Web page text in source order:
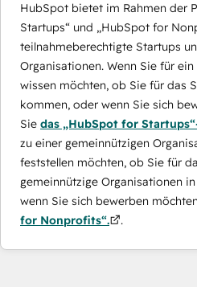
HubSpot bietet im Rahmen der
Startups“ und „HubSpot for
teilnahmeberechtigte Startups
Organisationen. Wenn Sie für
wissen möchten, ob Sie für das
kommen, oder wenn Sie sich
Sie das „HubSpot for
zu einer gemeinnützigen
feststellen möchten, ob Sie für
gemeinnützige Organisationen
wenn Sie sich bewerben
for Nonprofits“.
.